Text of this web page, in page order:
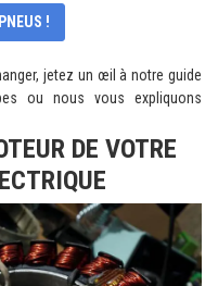
!
jetez un œil à notre guide
ou nous vous expliquons
DE VOTRE